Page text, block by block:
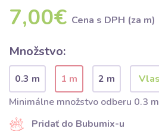
7,00€ Cena s DPH (za m)
Množstvo:
0.3 m 1 m
2 m
Minimálne množstvo odberu 0.3 m
Pridať do Bubumix-u